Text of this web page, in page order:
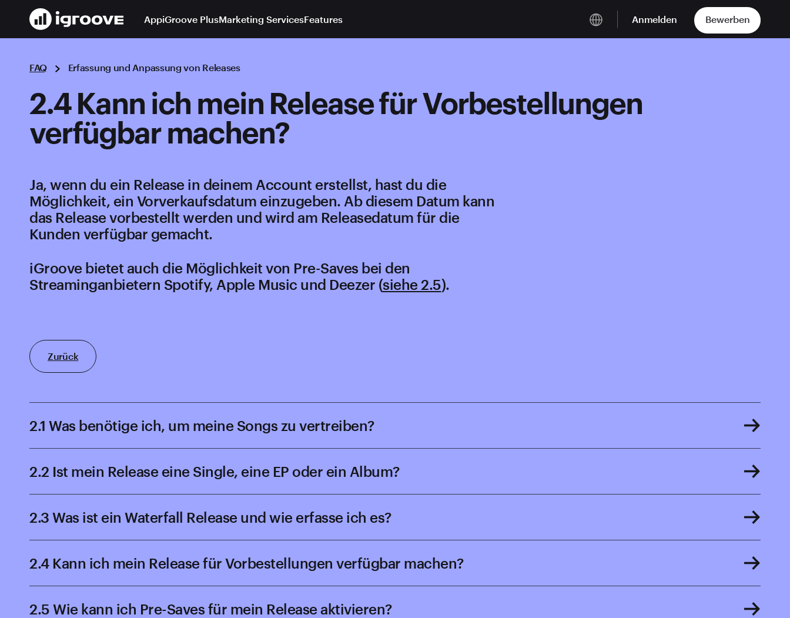
AppiGroove PlusMarketing ServicesFeatures Anmelden Bewerben
FAQ Erfassung und Anpassung von Releases
2.4 Kann ich mein Release für Vorbestellungen
verfügbar machen?
Ja, wenn du ein Release in deinem Account erstellst, hast du die
Möglichkeit, ein Vorverkaufsdatum einzugeben. Ab diesem Datum kann
das Release vorbestellt werden und wird am Releasedatum für die
Kunden verfügbar gemacht.
iGroove bietet auch die Möglichkeit von Pre-Saves bei den
Streaminganbietern Spotify, Apple Music und Deezer (siehe 2.5).
Zurück
2.1 Was benötige ich, um meine Songs zu vertreiben?
2.2 Ist mein Release eine Single, eine EP oder ein Album?
2.3 Was ist ein Waterfall Release und wie erfasse ich es?
2.4 Kann ich mein Release für Vorbestellungen verfügbar machen?
2.5 Wie kann ich Pre-Saves für mein Release aktivieren?